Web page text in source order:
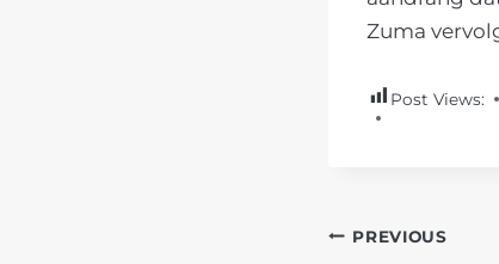
Zuma
Post Views:
POST
PREVIOUS